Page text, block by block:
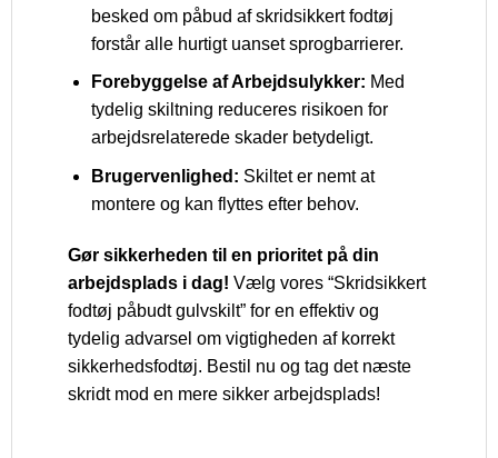
besked om påbud af skridsikkert fodtøj
forstår alle hurtigt uanset sprogbarrierer.
Forebyggelse af Arbejdsulykker: Med
tydelig skiltning reduceres risikoen for
arbejdsrelaterede skader betydeligt.
Brugervenlighed: Skiltet er nemt at
montere og kan flyttes efter behov.
Gør sikkerheden til en prioritet på din
arbejdsplads i dag! Vælg vores “Skridsikkert
fodtøj påbudt gulvskilt” for en effektiv og
tydelig advarsel om vigtigheden af korrekt
sikkerhedsfodtøj. Bestil nu og tag det næste
skridt mod en mere sikker arbejdsplads!